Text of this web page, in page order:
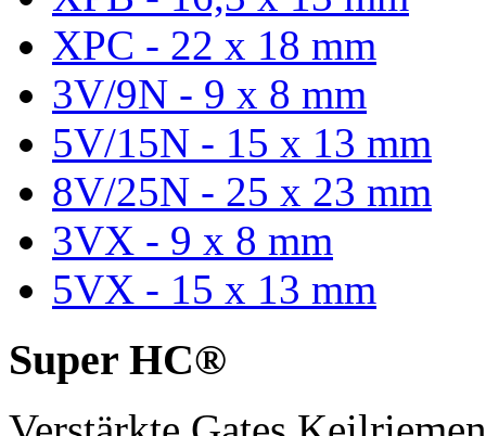
XPC - 22 x 18 mm
3V/9N - 9 x 8 mm
5V/15N - 15 x 13 mm
8V/25N - 25 x 23 mm
3VX - 9 x 8 mm
5VX - 15 x 13 mm
Super HC®